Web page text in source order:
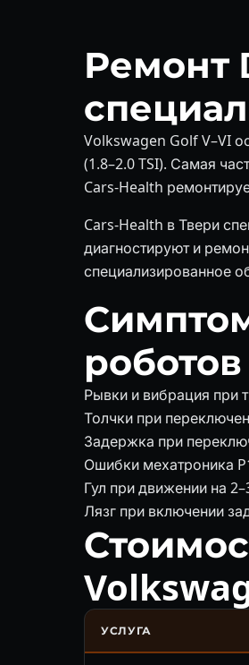
Ремонт
Volkswagen Golf V–VI
(1.8–2.0 TSI). Самая
Cars-Health
Cars-Health в Твери
диагностируют и
специализированное
Рывки и вибрация при
Толчки при
Задержка при
Ошибки мехатроника
Гул при движении на
Лязг при включении
УСЛУГА